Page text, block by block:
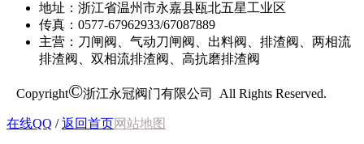
地址：浙江省温州市永嘉县瓯北五星工业区
传真：0577-67962933/67087889
主营：刀闸阀、气动刀闸阀、出料阀、排渣阀、两相流
排渣阀、双相流排渣阀、高抗磨排渣阀
Copyright©浙江永冠阀门有限公司 All Rights Reserved.
在线QQ /返回首页 网站地图